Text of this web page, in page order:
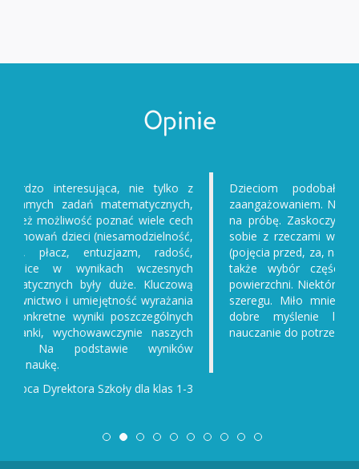
Opinie
Dzieciom podobała się praca, pracowały z
zaangażowaniem. Niektóre dzieci klikały odpowiedzi
na próbę. Zaskoczyło mnie, że dzieci słabo radzą
sobie z rzeczami wcześniej znanymi z przedszkola
(pojęcia przed, za, nad, pod...). Problemy sprawiał im
także wybór części z całości - orientacja na
powierzchni. Niektóre miały problemy z orientacją w
szeregu. Miło mnie zaskoczyło, ilu chłopców ma
dobre myślenie logiczne. Już dostosowaliśmy
nauczanie do potrzeb uczniów.
Iwona, Nauczycielka 1. klasy